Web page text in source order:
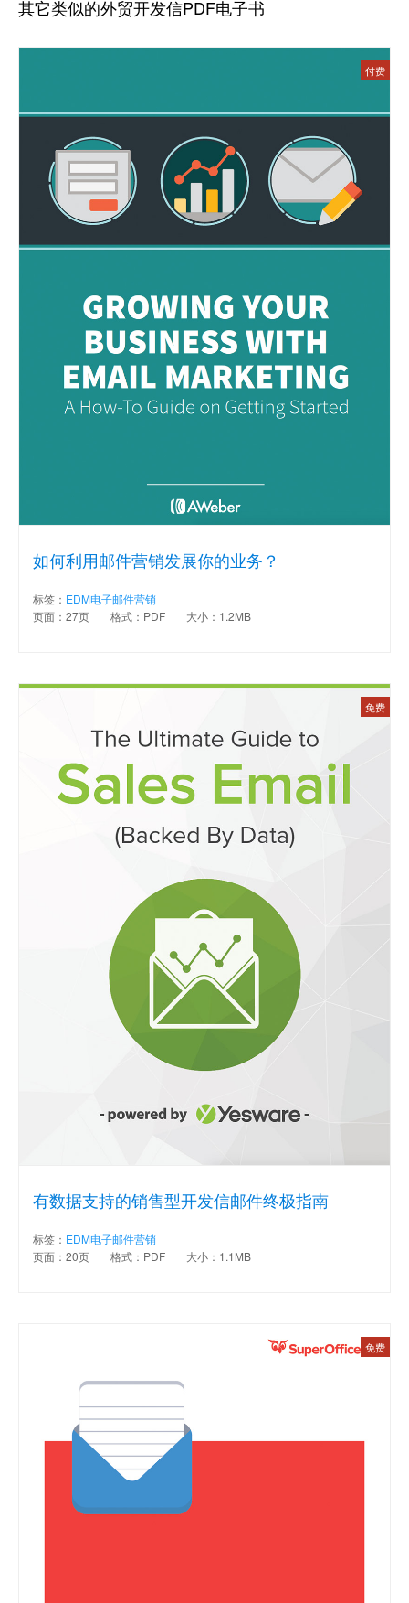
其它类似的外贸开发信PDF电子书
如何利用邮件营销发展你的业务？
付费
标签： EDM电子邮件营销
页面：27页
格式：PDF 大小：1.2MB
有数据支持的销售型开发信邮件终极指南
免费
标签： EDM电子邮件营销
页面：20页
格式：PDF 大小：1.1MB
免费